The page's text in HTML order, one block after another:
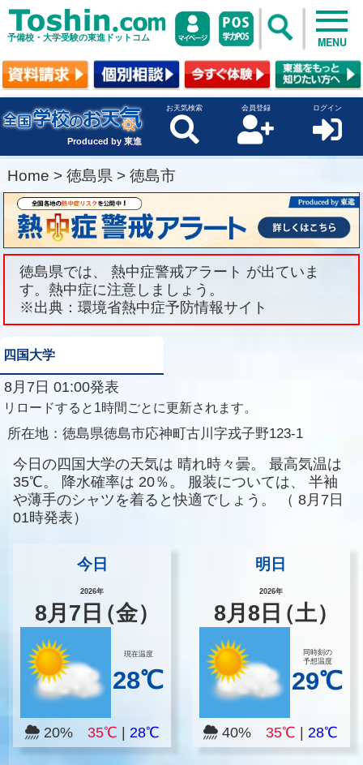
予備校・大学受験の東進ドットコム MENU
Produced by 東進
お天気検索 会員登録 ログイン
Home > 徳島県 > 徳島市
徳島県では、 熱中症警戒アラート が出ていま
す。熱中症に注意しましょう。
※出典：環境省熱中症予防情報サイト
四国大学
8月7日 01:00発表
リロードすると1時間ごとに更新されます。
所在地： 徳島県徳島市応神町古川字戎子野123-1
今日の四国大学の天気は 晴れ時々曇。
最高気温は
35℃。
降水確率は 20％。 服装については、
半袖
や薄手のシャツを着ると快適でしょう。
（ 8月7日
01時発表）
今日
2026年
8月 7 日（金）
現在温度
28℃
20% 35℃ 28℃
明日
2026年
8月8 日（土）
同時刻の
予想温度
29℃
40%35℃ |28℃